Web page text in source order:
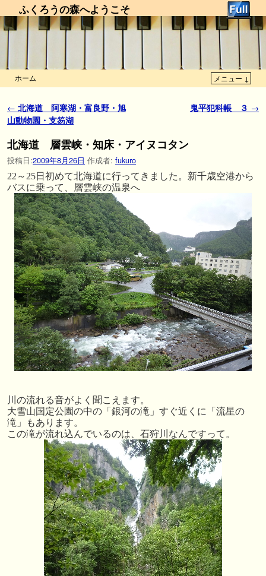
ふくろうの森へようこそ
ホーム メニュー ↓
投稿ナビゲーション
← 北海道 阿寒湖・富良野・旭
山動物園・支笏湖
鬼平犯科帳 ３ →
北海道 層雲峡・知床・アイヌコタン
投稿日:2009年8月26日 作成者: fukuro
22～25日初めて北海道に行ってきました。新千歳空港から
バスに乗って、層雲峡の温泉へ
川の流れる音がよく聞こえます。
大雪山国定公園の中の「銀河の滝」すぐ近くに「流星の
滝」もあります。
この滝が流れ込んでいるのは、石狩川なんですって。